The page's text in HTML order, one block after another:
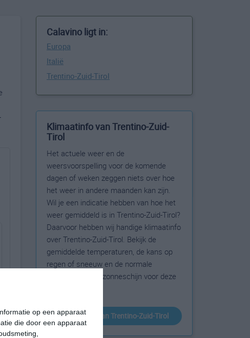
op een apparaat
die door een apparaat
Calavino ligt in:
Europa
Italië
Trentino-Zuid-Tirol
Klimaatinfo van Trentino-Zuid-
Tirol
Het actuele weer en de
weersvoorspelling voor de komende
dagen of weken zeggen niets over hoe
het weer in andere maanden kan zijn.
Wil je een indicatie hebben van hoe het
weer gemiddeld is in Trentino-Zuid-Tirol?
Daarvoor hebben wij handige klimaatinfo
over Trentino-Zuid-Tirol. Bekijk de
gemiddelde temperaturen, de kans op
regen of sneeuw en de normale
hoeveelheid aan zonneschijn voor deze
klimaatinfo van Trentino-Zuid-Tirol